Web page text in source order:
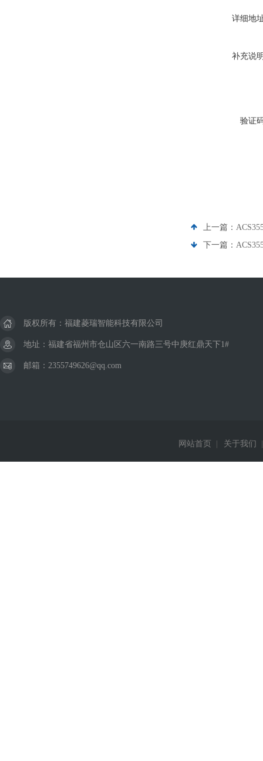
详细地
补充说
验证
上一篇：
下一篇：
版权所有：福建菱瑞智能科技有限公司
地址：福建省福州市仓山区六一南路三号中庚红鼎天下1#
邮箱：2355749626@qq.com
网站首页 关于我们